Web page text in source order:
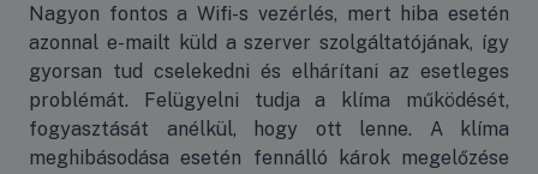
Nagyon fontos a Wifi-s vezérlés, mert hiba esetén
azonnal e-mailt küld a szerver szolgáltatójának, így
gyorsan tud cselekedni és elhárítani az esetleges
problémát. Felügyelni tudja a klíma működését,
fogyasztását anélkül, hogy ott lenne. A klíma
meghibásodása esetén fennálló károk megelőzése